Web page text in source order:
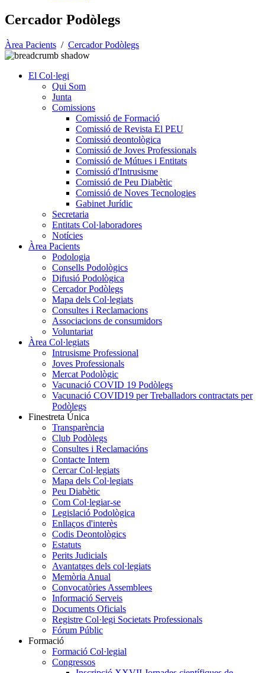
Cercador Podòlegs
Àrea Pacients / Cercador Podòlegs
El Col·legi
Qui Som
Junta
Comissions
Comissió de Formació
Comissió de Revista El PEU
Comissió deontològica
Comissió de Joves Professionals
Comissió de Mútues i Entitats
Comissió d'Intrusisme
Comissió de Peu Diabètic
Comissió de Noves Tecnologies
Gabinet Jurídic
Secretaria
Entitats Col·laboradores
Notícies
Àrea Pacients
Podologia
Consells Podològics
Difusió Podològica
Cercador Podòlegs
Mapa dels Col·legiats
Consultes i Reclamacions
Associacions de consumidors
Voluntariat
Àrea Col·legiats
Intrusisme Professional
Joves Professionals
Mercat Podològic
Vacunació COVID 19 Podòlegs
Vacunació COVID19 per Treballadors contractats per
Podòlegs
Finestreta Única
Transparència
Club Podòlegs
Consultes i Reclamacións
Contacte Intern
Cercar Col·legiats
Mapa dels Col·legiats
Peu Diabètic
Com Col·legiar-se
Legislació Podològica
Enllaços d'interès
Codis Deontològics
Estatuts
Perits Judicials
Avantatges dels col·legiats
Memòria Anual
Convocatòries Assemblees
Informació Serveis
Documents Oficials
Registre Col·legi Societats Professionals
Fórum Públic
Formació
Formació Col·legial
Congressos